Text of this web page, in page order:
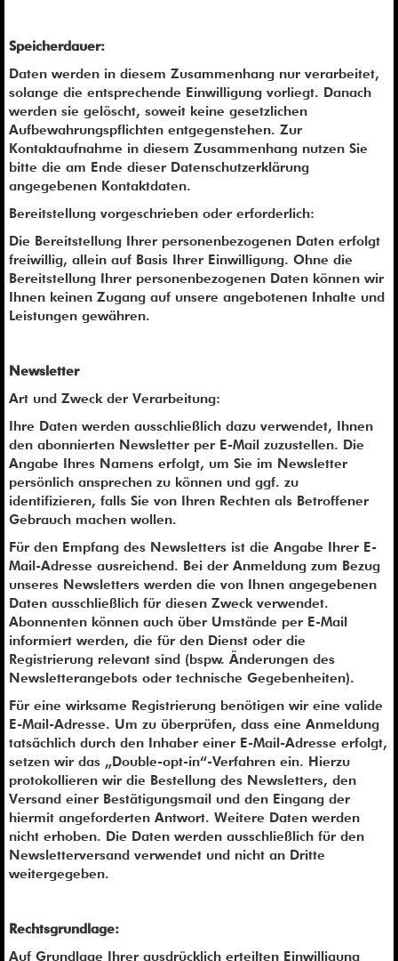
Speicherdauer:
Daten werden in diesem Zusammenhang nur verarbeitet,
solange die entsprechende Einwilligung vorliegt. Danach
werden sie gelöscht, soweit keine gesetzlichen
Aufbewahrungspflichten entgegenstehen. Zur
Kontaktaufnahme in diesem Zusammenhang nutzen Sie
bitte die am Ende dieser Datenschutzerklärung
angegebenen Kontaktdaten.
Bereitstellung vorgeschrieben oder erforderlich:
Die Bereitstellung Ihrer personenbezogenen Daten erfolgt
freiwillig, allein auf Basis Ihrer Einwilligung. Ohne die
Bereitstellung Ihrer personenbezogenen Daten können wir
Ihnen keinen Zugang auf unsere angebotenen Inhalte und
Leistungen gewähren.
Newsletter
Art und Zweck der Verarbeitung:
Ihre Daten werden ausschließlich dazu verwendet, Ihnen
den abonnierten Newsletter per E-Mail zuzustellen. Die
Angabe Ihres Namens erfolgt, um Sie im Newsletter
persönlich ansprechen zu können und ggf. zu
identifizieren, falls Sie von Ihren Rechten als Betroffener
Gebrauch machen wollen.
Für den Empfang des Newsletters ist die Angabe Ihrer E-
Mail-Adresse ausreichend. Bei der Anmeldung zum Bezug
unseres Newsletters werden die von Ihnen angegebenen
Daten ausschließlich für diesen Zweck verwendet.
Abonnenten können auch über Umstände per E-Mail
informiert werden, die für den Dienst oder die
Registrierung relevant sind (bspw. Änderungen des
Newsletterangebots oder technische Gegebenheiten).
Für eine wirksame Registrierung benötigen wir eine valide
E-Mail-Adresse. Um zu überprüfen, dass eine Anmeldung
tatsächlich durch den Inhaber einer E-Mail-Adresse erfolgt,
setzen wir das „Double-opt-in“-Verfahren ein. Hierzu
protokollieren wir die Bestellung des Newsletters, den
Versand einer Bestätigungsmail und den Eingang der
hiermit angeforderten Antwort. Weitere Daten werden
nicht erhoben. Die Daten werden ausschließlich für den
Newsletterversand verwendet und nicht an Dritte
weitergegeben.
Rechtsgrundlage:
Auf Grundlage Ihrer ausdrücklich erteilten Einwilligung